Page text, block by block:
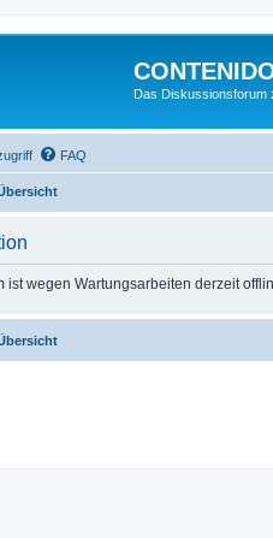
Das Diskussionsforum
FAQ
ist wegen Wartungsarbeiten derzeit